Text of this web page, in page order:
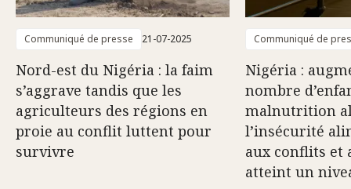
Communiqué de presse 21-07-2025
Nord-est du Nigéria : la faim
s’aggrave tandis que les
agriculteurs des régions en
proie au conflit luttent pour
survivre
Communiqué de
Nigéria :
nombre
malnutrition
l’insécurité
aux conflits et
atteint un